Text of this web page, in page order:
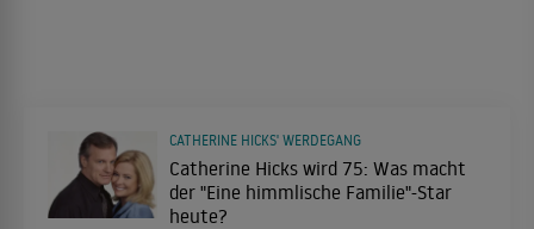
Catherine Hicks wird 75: Was macht
der "Eine himmlische Familie"-Star
heute?
CATHERINE HICKS' WERDEGANG